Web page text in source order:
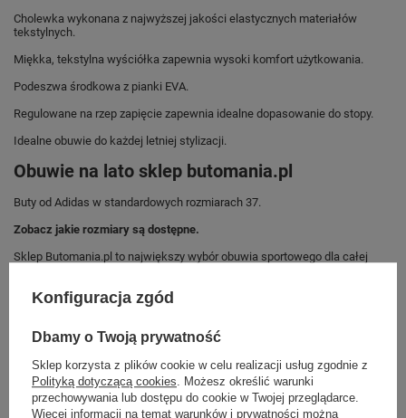
Cholewka wykonana z najwyższej jakości elastycznych materiałów
tekstylnych.
Miękka, tekstylna wyściółka zapewnia wysoki komfort użytkowania.
Podeszwa środkowa z pianki EVA.
Regulowane na rzep zapięcie zapewnia idealne dopasowanie do stopy.
Idealne obuwie do każdej letniej stylizacji.
Obuwie na lato sklep butomania.pl
Buty od Adidas w standardowych rozmiarach 37.
Zobacz jakie rozmiary są dostępne.
Sklep Butomania.pl to największy wybór obuwia sportowego dla całej
Kupując w naszym sklepie internetowym masz gwarancję, że towar jest
oryginalny i pochodzi z oficjalnej sieci dystrybucyjnej.
W ciągu 30 dni możesz dokonać zwrotu bądź wymiany towaru bez
Konfiguracja zgód
Dbamy o Twoją prywatność
Sklep korzysta z plików cookie w celu realizacji usług zgodnie z
Polityką dotyczącą cookies. Możesz określić warunki
przechowywania lub dostępu do cookie w Twojej przeglądarce.
Więcej informacji na temat warunków i prywatności można